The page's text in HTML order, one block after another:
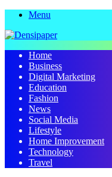
Menu
Home
Business
Digital Marketing
Education
Fashion
News
Social Media
Lifestyle
Home Improvement
Technology
Travel